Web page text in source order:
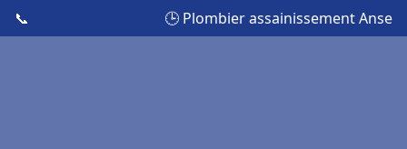
📞 🕒 Plombier assainissement Anse